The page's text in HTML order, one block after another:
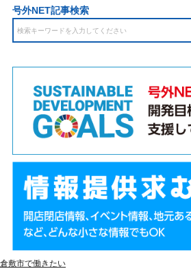
号外NET記事検索
倉敷市で働きたい